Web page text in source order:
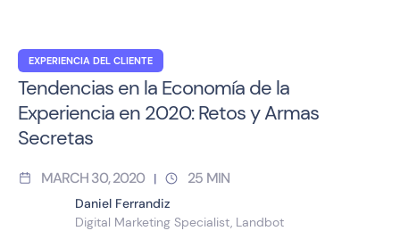
EXPERIENCIA DEL CLIENTE
Tendencias en la Economía de la
Experiencia en 2020: Retos y Armas
Secretas
MARCH 30, 2020 | 25 MIN
Daniel Ferrandiz
Digital Marketing Specialist, Landbot